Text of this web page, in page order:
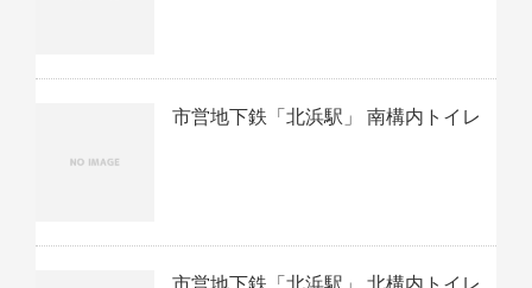
市営地下鉄「北浜駅」 南構内トイレ